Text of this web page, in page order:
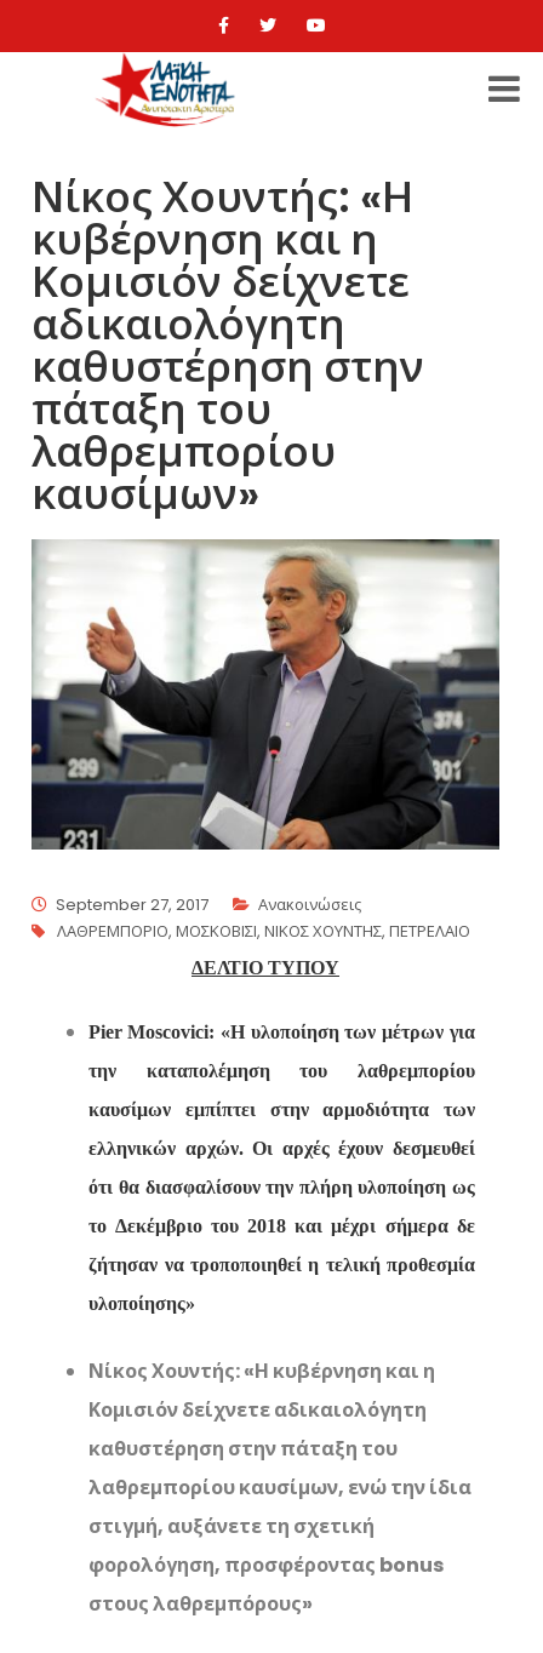
Νίκος Χουντής: «Η
κυβέρνηση και η
Κομισιόν δείχνετε
αδικαιολόγητη
καθυστέρηση στην
πάταξη του
λαθρεμπορίου
καυσίμων»
September 27, 2017
Ανακοινώσεις
ΛΑΘΡΕΜΠΟΡΙΟ,ΜΟΣΚΟΒΙΣΙ,ΝΙΚΟΣ ΧΟΥΝΤΗΣ,ΠΕΤΡΕΛΑΙΟ
ΔΕΛΤΙΟ ΤΥΠΟΥ
Pier Moscovici: «Η υλοποίηση των μέτρων για
την καταπολέμηση του λαθρεμπορίου
καυσίμων εμπίπτει στην αρμοδιότητα των
ελληνικών αρχών. Οι αρχές έχουν δεσμευθεί
ότι θα διασφαλίσουν την πλήρη υλοποίηση ως
το Δεκέμβριο του 2018 και μέχρι σήμερα δε
ζήτησαν να τροποποιηθεί η τελική προθεσμία
υλοποίησης»
Νίκος Χουντής: «Η κυβέρνηση και η
Κομισιόν δείχνετε αδικαιολόγητη
καθυστέρηση στην πάταξη του
λαθρεμπορίου καυσίμων, ενώ την ίδια
στιγμή, αυξάνετε τη σχετική
φορολόγηση, προσφέροντας bonus
στους λαθρεμπόρους»